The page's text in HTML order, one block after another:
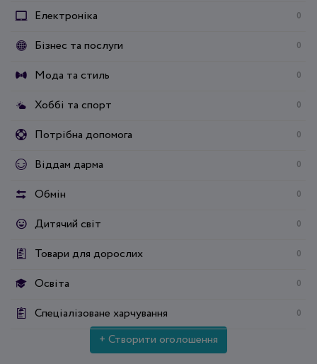
Електроніка 0
Бізнес та послуги 0
Мода та стиль 0
Хоббі та спорт 0
Потрібна допомога 0
Віддам дарма 0
Обмін 0
Дитячий світ 0
Товари для дорослих 0
Освіта 0
Спеціалізоване харчування 0
+ Створити оголошення